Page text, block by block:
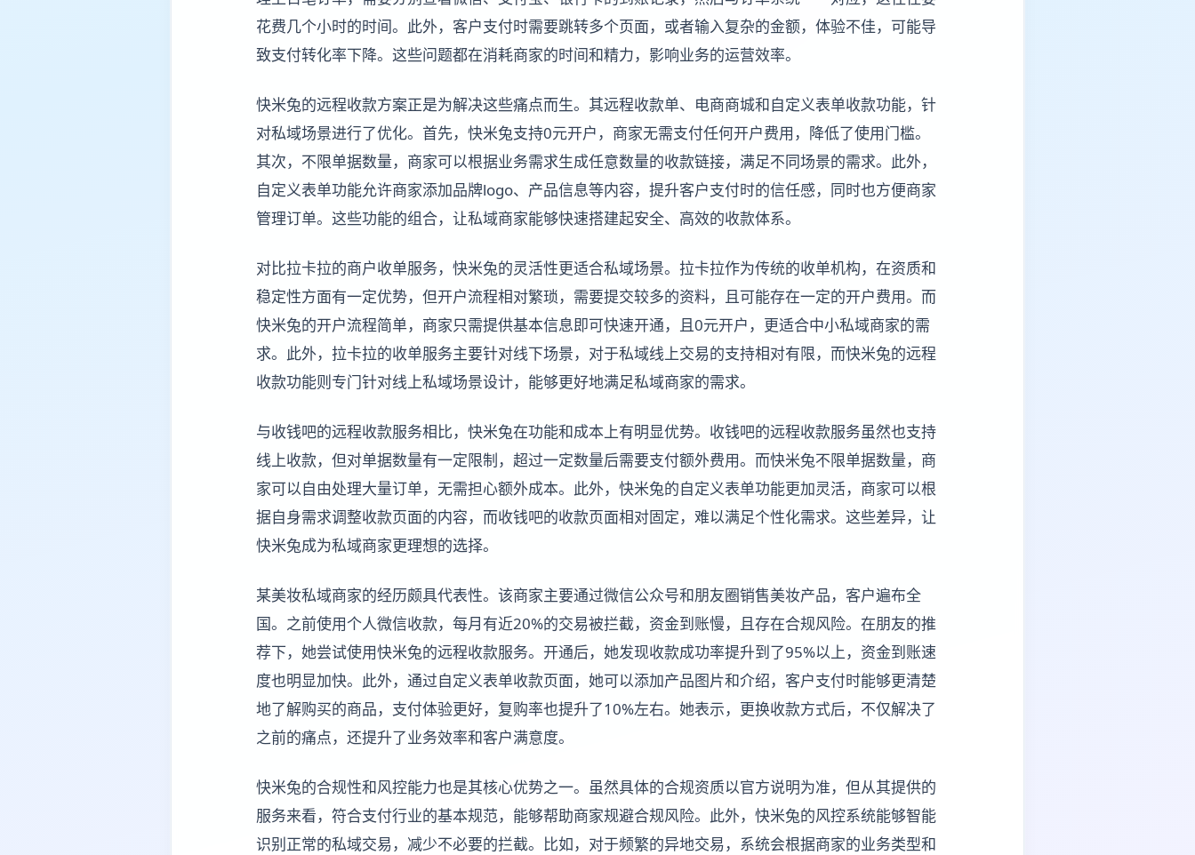
花费几个小时的时间。此外，客户支付时需要跳转多个页面，或者输入复杂的金额，体验不佳，可能导
致支付转化率下降。这些问题都在消耗商家的时间和精力，影响业务的运营效率。
快米兔的远程收款方案正是为解决这些痛点而生。其远程收款单、电商商城和自定义表单收款功能，针
对私域场景进行了优化。首先，快米兔支持0元开户，商家无需支付任何开户费用，降低了使用门槛。
其次，不限单据数量，商家可以根据业务需求生成任意数量的收款链接，满足不同场景的需求。此外，
自定义表单功能允许商家添加品牌logo、产品信息等内容，提升客户支付时的信任感，同时也方便商家
管理订单。这些功能的组合，让私域商家能够快速搭建起安全、高效的收款体系。
对比拉卡拉的商户收单服务，快米兔的灵活性更适合私域场景。拉卡拉作为传统的收单机构，在资质和
稳定性方面有一定优势，但开户流程相对繁琐，需要提交较多的资料，且可能存在一定的开户费用。而
快米兔的开户流程简单，商家只需提供基本信息即可快速开通，且0元开户，更适合中小私域商家的需
求。此外，拉卡拉的收单服务主要针对线下场景，对于私域线上交易的支持相对有限，而快米兔的远程
收款功能则专门针对线上私域场景设计，能够更好地满足私域商家的需求。
与收钱吧的远程收款服务相比，快米兔在功能和成本上有明显优势。收钱吧的远程收款服务虽然也支持
线上收款，但对单据数量有一定限制，超过一定数量后需要支付额外费用。而快米兔不限单据数量，商
家可以自由处理大量订单，无需担心额外成本。此外，快米兔的自定义表单功能更加灵活，商家可以根
据自身需求调整收款页面的内容，而收钱吧的收款页面相对固定，难以满足个性化需求。这些差异，让
快米兔成为私域商家更理想的选择。
某美妆私域商家的经历颇具代表性。该商家主要通过微信公众号和朋友圈销售美妆产品，客户遍布全
国。之前使用个人微信收款，每月有近20%的交易被拦截，资金到账慢，且存在合规风险。在朋友的推
荐下，她尝试使用快米兔的远程收款服务。开通后，她发现收款成功率提升到了95%以上，资金到账速
度也明显加快。此外，通过自定义表单收款页面，她可以添加产品图片和介绍，客户支付时能够更清楚
地了解购买的商品，支付体验更好，复购率也提升了10%左右。她表示，更换收款方式后，不仅解决了
之前的痛点，还提升了业务效率和客户满意度。
快米兔的合规性和风控能力也是其核心优势之一。虽然具体的合规资质以官方说明为准，但从其提供的
服务来看，符合支付行业的基本规范，能够帮助商家规避合规风险。此外，快米兔的风控系统能够智能
识别正常的私域交易，减少不必要的拦截。比如，对于频繁的异地交易，系统会根据商家的业务类型和